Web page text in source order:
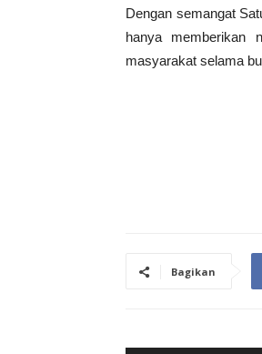
Dengan semangat
hanya memberikan
masyarakat selama
Bagikan